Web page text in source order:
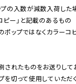
プの入数が減数入荷した
ピー」と記載のあるもの
ポップではなくカラーコ
されたものをお送りして
切って使用していただ